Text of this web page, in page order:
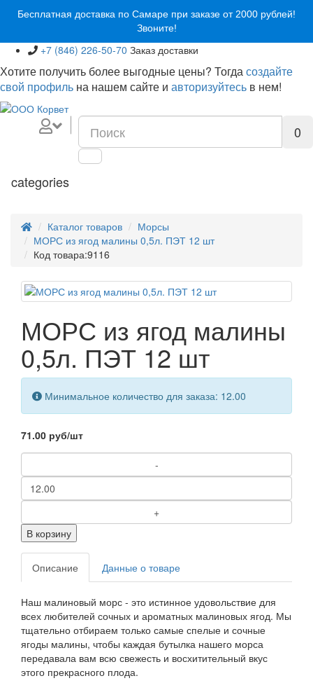
Бесплатная доставка по Самаре при заказе от 2000 рублей!
Звоните!
+7 (846) 226-50-70 Заказ доставки
Хотите получить более выгодные цены? Тогдасоздайте
свой профиль на нашем сайте и авторизуйтесь в нем!
0
categories
Каталог товаров
Морсы
МОРС из ягод малины 0,5л. ПЭТ 12 шт
Код товара:9116
МОРС из ягод малины
0,5л. ПЭТ 12 шт
Минимальное количество для заказа: 12.00
71.00 руб/шт
В корзину
Описание Данные о товаре
Наш малиновый морс - это истинное удовольствие для
всех любителей сочных и ароматных малиновых ягод. Мы
тщательно отбираем только самые спелые и сочные
ягоды малины, чтобы каждая бутылка нашего морса
передавала вам всю свежесть и восхитительный вкус
этого прекрасного плода.